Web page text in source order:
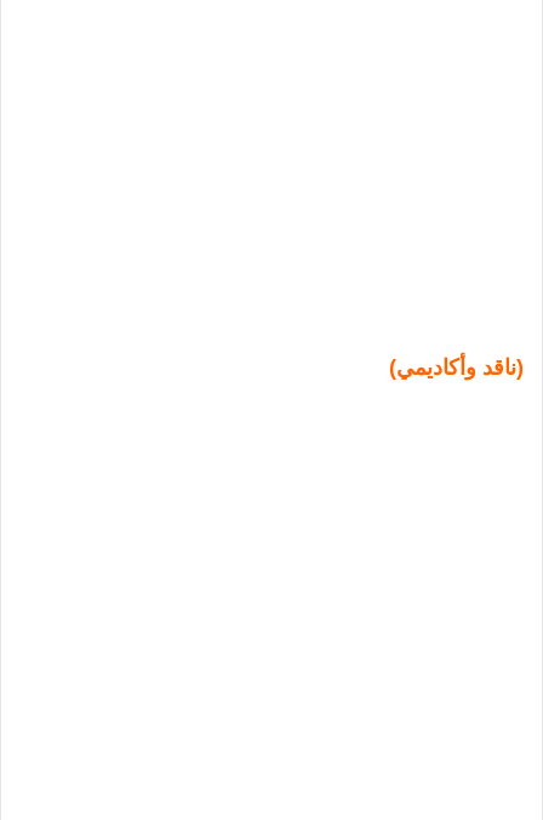
(ناقد وأكاديمي)